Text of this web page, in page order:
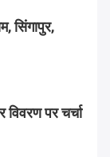
सिंगापुर,
पर चर्चा